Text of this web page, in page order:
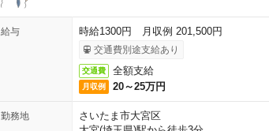
給与 時給1300円 月収例 201,500円
交通費別途支給あり
交通費 全額支給
月収例 20～25万円
勤務地
さいたま市大宮区